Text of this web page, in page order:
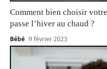
Comment bien choisir
passe l’hiver au chaud ?
Bébé 9 février 2023